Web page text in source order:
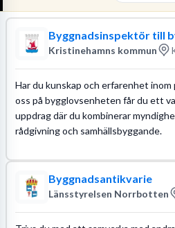
Byggnadsinspektör till
Kristinehamns kommun
Har du kunskap och erfarenhet inom
oss på bygglovsenheten får du ett
uppdrag där du kombinerar
rådgivning och samhällsbyggande.
Byggnadsantikvarie
Länsstyrelsen Norrbotten